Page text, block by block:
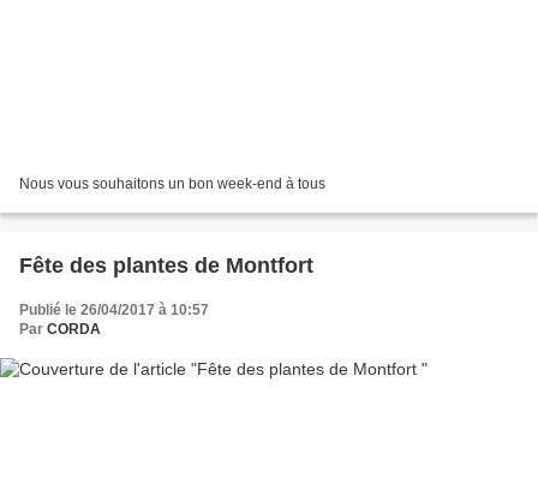
Nous vous souhaitons un bon week-end à tous
Fête des plantes de Montfort
Publié le 26/04/2017 à 10:57
Par CORDA